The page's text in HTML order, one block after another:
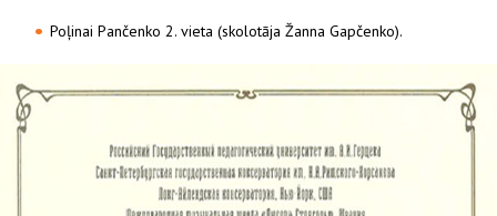
Poļinai Pančenko 2. vieta (skolotāja Žanna Gapčenko).